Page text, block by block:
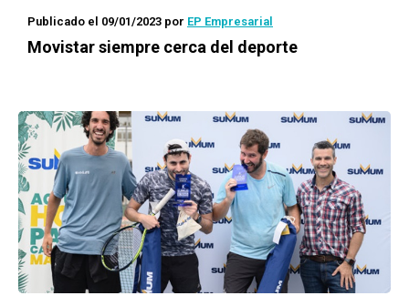
Publicado el 09/01/2023 por EP Empresarial
Movistar siempre cerca del deporte